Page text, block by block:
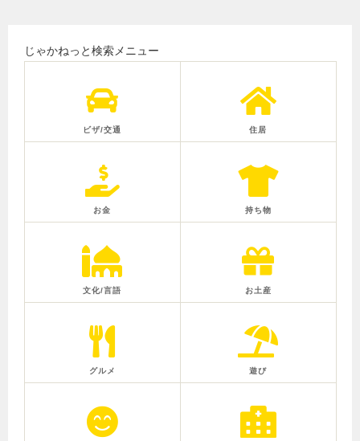
じゃかねっと検索メニュー
ビザ/交通 住居
お金 持ち物
文化/言語 お土産
グルメ 遊び